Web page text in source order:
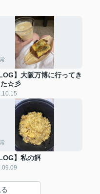
】大阪万博に行ってき
た☆彡
】私の餌